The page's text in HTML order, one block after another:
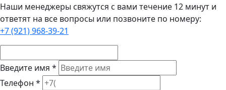
Наши менеджеры свяжутся с вами течение 12 минут и
ответят на все вопросы или позвоните по номеру:
+7 (921) 968-39-21
Введите имя *
Телефон *